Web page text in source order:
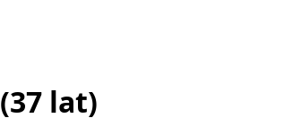
(37 lat)